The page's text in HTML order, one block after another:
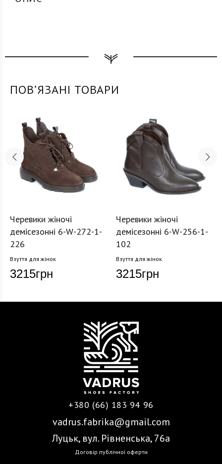
ПОВʼЯЗАНІ ТОВАРИ
Черевики жіночі
демісезонні 6-W-272-1-
226
Взуття для жінок
3215грн
Черевики жіночі
демісезонні 6-W-256-1-
102
Взуття для жінок
3215грн
+380 (66) 183 94 96
vadrus.fabrika@gmail.com
Луцьк, вул. Рівненська, 76а
Договір публічної оферти